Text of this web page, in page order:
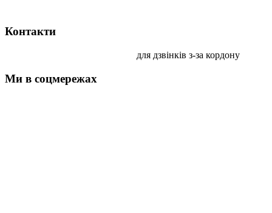
Контакти
для дзвінків з-за кордону
Ми в соцмережах